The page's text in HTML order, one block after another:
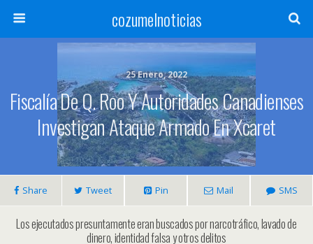
cozumelnoticias
25 Enero, 2022
Fiscalía De Q. Roo Y Autoridades Canadienses
Investigan Ataque Armado En Xcaret
Share Tweet Pin Mail SMS
Los ejecutados presuntamente eran buscados por narcotráfico, lavado de
dinero, identidad falsa y otros delitos